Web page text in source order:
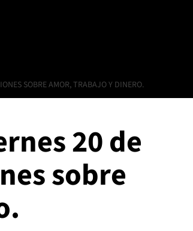
SOBRE AMOR, TRABAJO Y DINERO.
20 de
sobre